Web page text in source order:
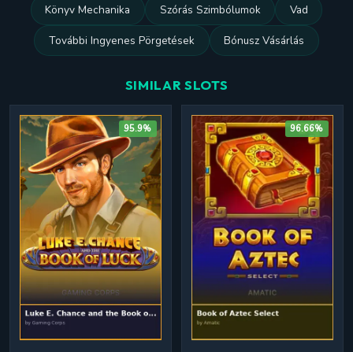
Könyv Mechanika Szórás Szimbólumok Vad
További Ingyenes Pörgetések Bónusz Vásárlás
SIMILAR SLOTS
95.9% 96.66%